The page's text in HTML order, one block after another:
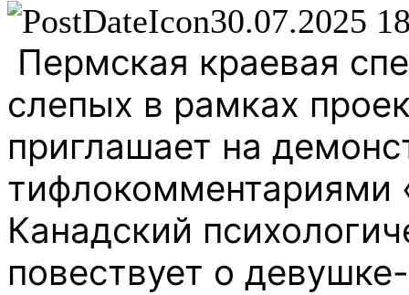
30.07.2025
Пермская краевая
слепых в рамках
приглашает на
тифлокомментариями
Канадский
повествует о